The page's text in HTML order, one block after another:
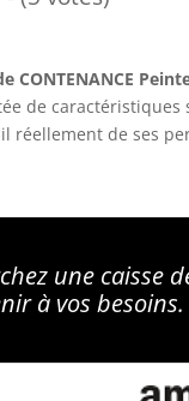
CONTENANCE
de
réellement de ses
une caisse
à vos besoins.